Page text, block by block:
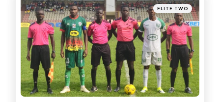
Posté
dans
ELITE TWO